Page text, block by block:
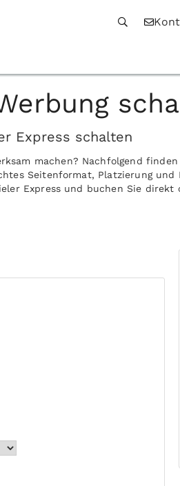
Express schalten
machen? Nachfolgend
Seitenformat, Platzierung und
Express und buchen Sie direkt